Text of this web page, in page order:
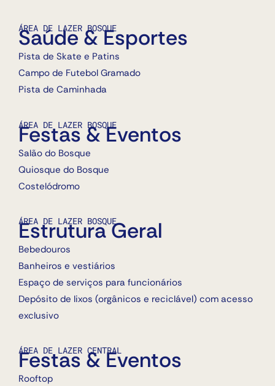
ÁREA DE LAZER BOSQUE
Saúde & Esportes
Pista de Skate e Patins
Campo de Futebol Gramado
Pista de Caminhada
ÁREA DE LAZER BOSQUE
Festas & Eventos
Salão do Bosque
Quiosque do Bosque
Costelódromo
ÁREA DE LAZER BOSQUE
Estrutura Geral
Bebedouros
Banheiros e vestiários
Espaço de serviços para funcionários
Depósito de lixos (orgânicos e reciclável) com acesso
exclusivo
ÁREA DE LAZER CENTRAL
Festas & Eventos
Rooftop